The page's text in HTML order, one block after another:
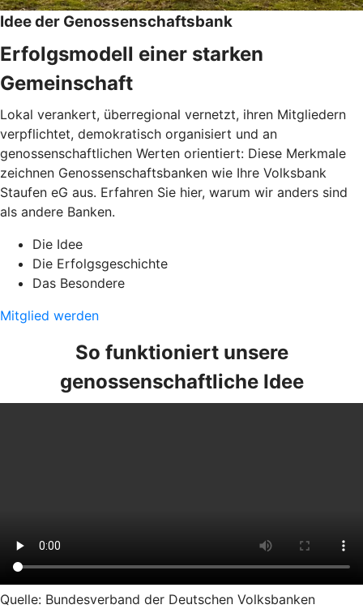
Idee der Genossenschaftsbank
Erfolgsmodell einer starken
Gemeinschaft
Lokal verankert, überregional vernetzt, ihren Mitgliedern
verpflichtet, demokratisch organisiert und an
genossenschaftlichen Werten orientiert: Diese Merkmale
zeichnen Genossenschaftsbanken wie Ihre Volksbank
Staufen eG aus. Erfahren Sie hier, warum wir anders sind
als andere Banken.
Die Idee
Die Erfolgsgeschichte
Das Besondere
Mitglied werden
So funktioniert unsere
genossenschaftliche Idee
Quelle: Bundesverband der Deutschen Volksbanken